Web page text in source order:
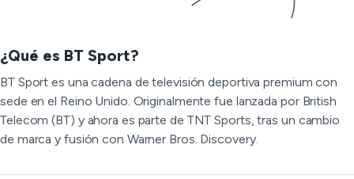
¿Qué es BT Sport?
BT Sport es una cadena de televisión deportiva premium con
sede en el Reino Unido. Originalmente fue lanzada por British
Telecom (BT) y ahora es parte de TNT Sports, tras un cambio
de marca y fusión con Warner Bros. Discovery.